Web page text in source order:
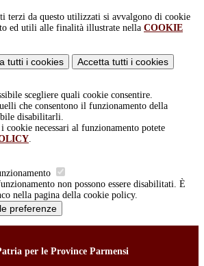
terzi da questo utilizzati si avvalgono di cookie
ed utili alle finalità illustrate nella COOKIE
tutti i cookies Accetta tutti i cookies
scegliere quali cookie consentire.
che consentono il funzionamento della
disabilitarli.
cookie necessari al funzionamento potete
.
non possono essere disabilitati. È
nella pagina della cookie policy.
preferenze
per le Province Parmensi